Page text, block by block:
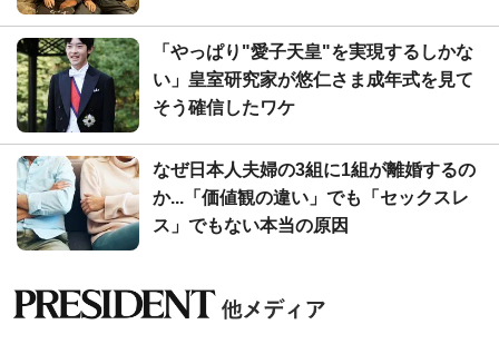
「やっぱり"愛子天皇"を実現するしかな
い」皇室研究家が悠仁さま成年式を見て
そう確信したワケ
なぜ日本人夫婦の3組に1組が離婚するの
か...「価値観の違い」でも「セックスレ
ス」でもない本当の原因